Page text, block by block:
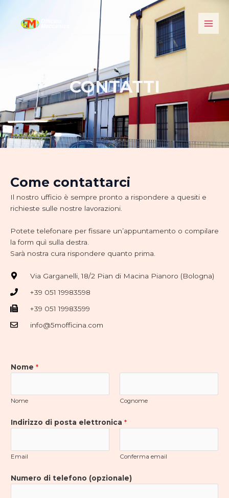
contenuto
CONTATTI
Come contattarci
Il nostro ufficio è sempre pronto a rispondere a quesiti e
richieste sulle nostre lavorazioni.
Potete telefonare per fissare un’appuntamento o compilare
la form quì sulla destra.
Sarà nostra cura rispondere quanto prima.
Via Garganelli, 18/2 Pian di Macina Pianoro (Bologna)
+39 051 19983598
+39 051 19983599
info@5mofficina.com
Nome *
Nome Cognome
Indirizzo di posta elettronica *
Email Conferma email
Numero di telefono (opzionale)